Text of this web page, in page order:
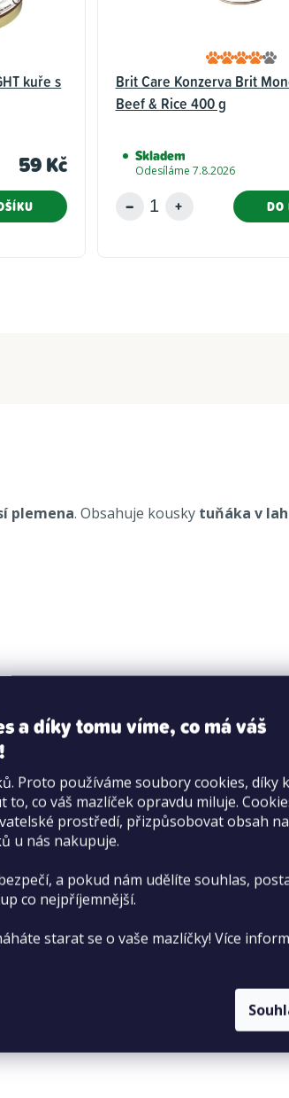
a díky tomu víme, co má váš
Proto používáme soubory cookies, díky
to, co váš mazlíček opravdu miluje.
prostředí, přizpůsobovat obsah
u nás nakupuje.
a pokud nám udělíte souhlas,
co nejpříjemnější.
starat se o vaše mazlíčky! Více
kuře s
59 Kč
Brit Care Konzerva Brit
Beef & Rice 400 g
Skladem
Odesíláme 7.8.2026
DO
plemena. Obsahuje kousky tuňáka v
množství 3 ks.
vláknina 0,5 %, vlhkost 88 %.
například podle věku, tělesného stavu a